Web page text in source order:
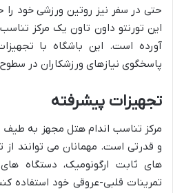
حتی در سفر نیز روتین ورزشی خود
این تورنتو داون تاون یک مرکز
آورده است. این باشگاه با
پاسخگوی نیازهای ورزشکاران در
تجهیزات پیشرفته
مرکز تناسب اندام هتل مجهز به
و قدرتی است. مهمانان می توانند از
های ثابت ارگونومیک، دستگاه های
تمرینات قلبی-عروقی خود استفاده